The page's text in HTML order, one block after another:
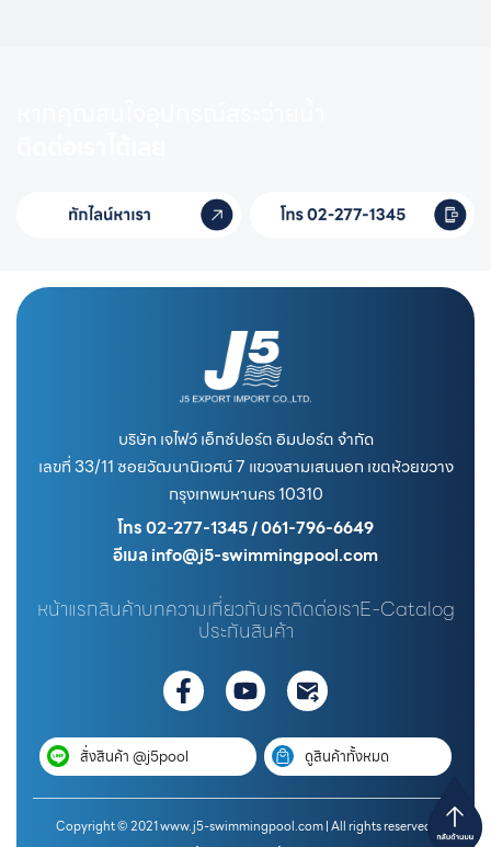
บริษัท เจไฟว์ เอ็กซ์ปอร์ต อิมปอร์ต จำกัด
เลขที่ 33/11 ซอยวัฒนานิเวศน์ 7 แขวงสามเสนนอก เขตห้วยขวาง
กรุงเทพมหานคร 10310
โทร 02-277-1345 / 061-796-6649
อีเมล info@j5-swimmingpool.com
หน้าแรกสินค้าบทความเกี่ยวกับเราติดต่อเราE-Catalog
ประกันสินค้า
สั่งสินค้า @j5pool ดูสินค้าทั้งหมด
Copyright © 2021 www.j5-swimmingpool.com | All rights reserved.